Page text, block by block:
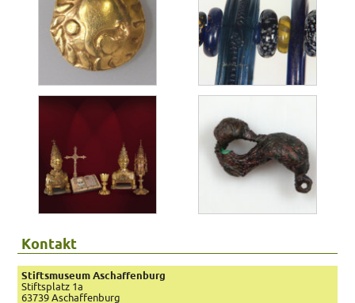
Kontakt
Stiftsmuseum Aschaffenburg
Stiftsplatz 1a
63739 Aschaffenburg